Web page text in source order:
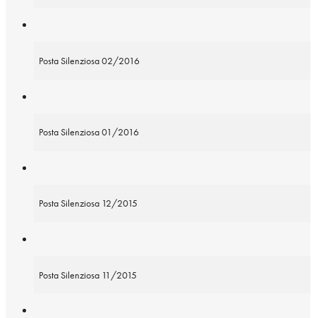
Posta Silenziosa 02/2016
Posta Silenziosa 01/2016
Posta Silenziosa 12/2015
Posta Silenziosa 11/2015